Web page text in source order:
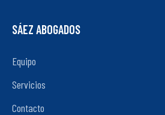
SÁEZ ABOGADOS
Equipo
Servicios
Contacto